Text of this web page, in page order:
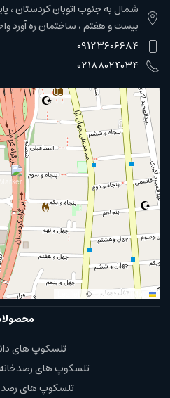
شمال به جنوب اتوبان کردستان ،
بیست و هفتم ، ساختمان ره آورد
09123606684
02188024034
| © OpenStreetMap
تلسکوپ های
تلسکوپ های رصدخانه
تلسکوپ های